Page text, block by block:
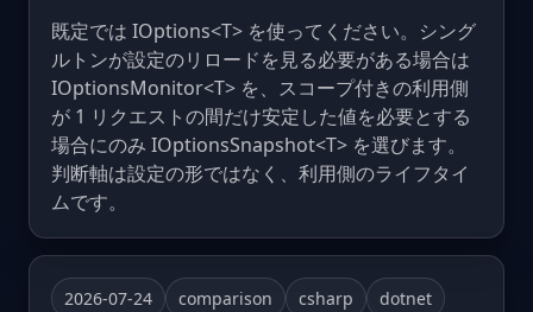
既定では IOptions<T> を使ってください。シング
ルトンが設定のリロードを見る必要がある場合は
IOptionsMonitor<T> を、スコープ付きの利用側
が 1 リクエストの間だけ安定した値を必要とする
場合にのみ IOptionsSnapshot<T> を選びます。
判断軸は設定の形ではなく、利用側のライフタイ
ムです。
2026-07-24 comparison csharp dotnet